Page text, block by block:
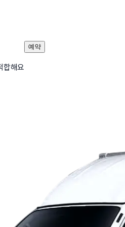
합해요
예약